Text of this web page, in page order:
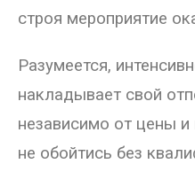
Магазин
Наши работы
строя мероприятие
Разумеется,
накладывает свой
независимо от цены
не обойтись без